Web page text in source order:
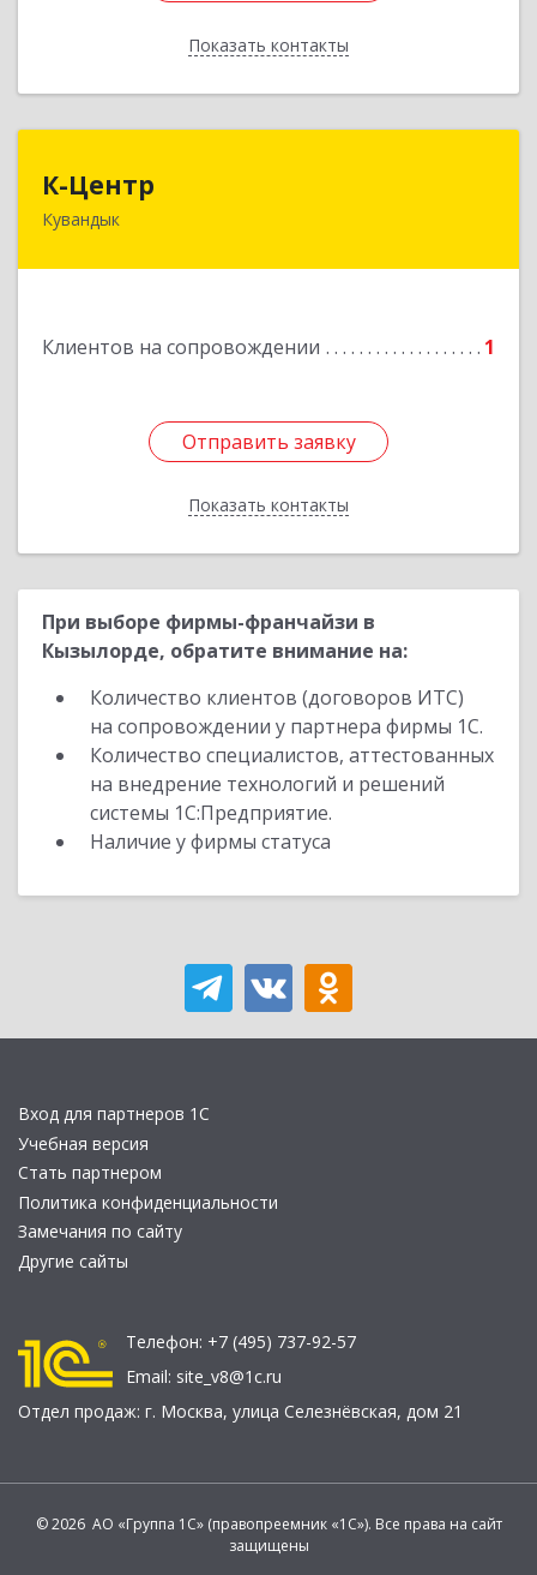
Показать контакты
Назад
К-Центр
Кувандык
Клиентов на сопровождении 1
Отправить заявку
Показать контакты
462243, Оренбургская обл, Кувандыкский р-н,
Отправить заявку
Назад
При выборе фирмы-франчайзи в
Кызылорде, обратите внимание на:
Количество клиентов (договоров ИТС)
на сопровождении у партнера фирмы 1С.
Количество специалистов, аттестованных
на внедрение технологий и решений
системы 1С:Предприятие.
Наличие у фирмы статуса
Вход для партнеров 1С
Учебная версия
Стать партнером
Политика конфиденциальности
Замечания по сайту
Другие сайты
Телефон: +7 (495) 737-92-57
Email: site_v8@1c.ru
Отдел продаж: г. Москва, улица Селезнёвская, дом 21
© 2026 АО «Группа 1С» (правопреемник «1С»). Все права на сайт
защищены